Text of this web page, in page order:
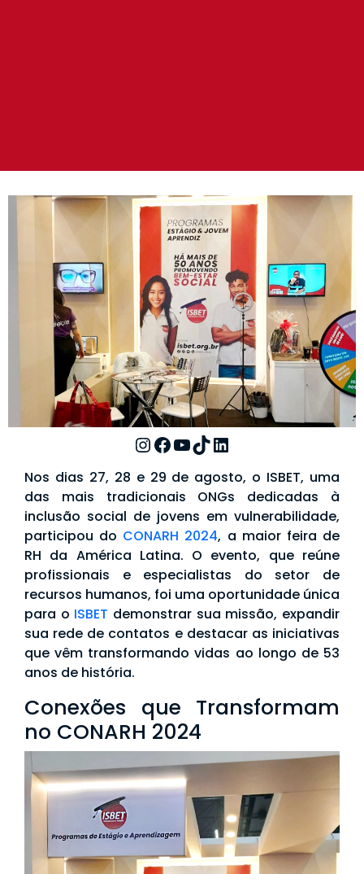
Nos dias 27, 28 e 29 de agosto, o ISBET, uma
das mais tradicionais ONGs dedicadas à
inclusão social de jovens em vulnerabilidade,
participou do CONARH 2024, a maior feira de
RH da América Latina. O evento, que reúne
profissionais e especialistas do setor de
recursos humanos, foi uma oportunidade única
para o ISBET demonstrar sua missão, expandir
sua rede de contatos e destacar as iniciativas
que vêm transformando vidas ao longo de 53
anos de história.
Conexões que Transformam
no CONARH 2024